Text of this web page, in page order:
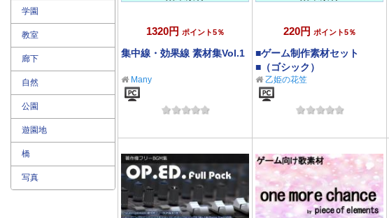
1320円 ポイント5％
集中線・効果線 素材集Vol.1
Many
220円 ポイント5％
■ゲーム制作素材セット
■（ゴシック）
乙姫の花笠
学園
教室
廊下
自然
公園
遊園地
橋
写真